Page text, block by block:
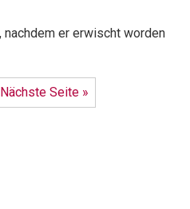
nachdem er erwischt worden
Nächste Seite »